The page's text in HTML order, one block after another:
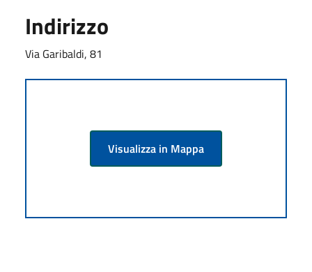
Indirizzo
Via Garibaldi, 81
Visualizza in Mappa